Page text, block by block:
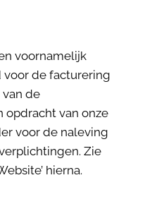
voornamelijk
de facturering
de
opdracht van onze
voor de naleving
Zie
hierna.